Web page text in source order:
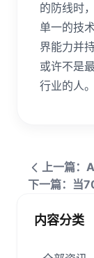
的防线时
单一的技
界能力并
或许不是
行业的人。
内容分类